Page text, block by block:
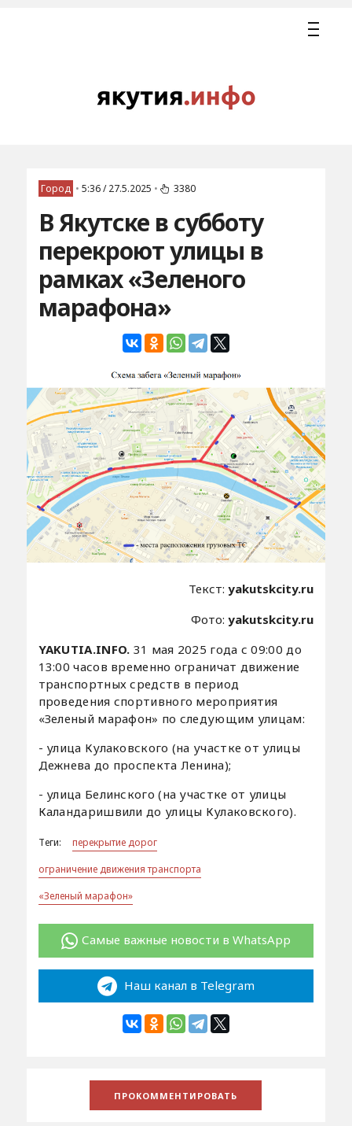
Город • 5:36 / 27.5.2025 • 3380
В Якутске в субботу
перекроют улицы в
рамках «Зеленого
марафона»
Текст:yakutskcity.ru
Фото:yakutskcity.ru
YAKUTIA.INFO. 31 мая 2025 года с 09:00 до
13:00 часов временно ограничат движение
транспортных средств в период
проведения спортивного мероприятия
«Зеленый марафон» по следующим улицам:
- улица Кулаковского (на участке от улицы
Дежнева до проспекта Ленина);
- улица Белинского (на участке от улицы
Каландаришвили до улицы Кулаковского).
Теги:
перекрытие дорог
ограничение движения транспорта
«Зеленый марафон»
Самые важные новости в WhatsApp
Наш канал в Telegram